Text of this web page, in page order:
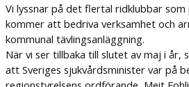
Vi lyssnar på det flertal ridklubbar
kommer att bedriva verksamhet och
kommunal tävlingsanläggning.
När vi ser tillbaka till slutet av maj i år,
att Sveriges sjukvårdsminister var på